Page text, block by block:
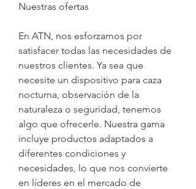
Nuestras ofertas
En ATN, nos esforzamos por
satisfacer todas las necesidades de
nuestros clientes. Ya sea que
necesite un dispositivo para caza
nocturna, observación de la
naturaleza o seguridad, tenemos
algo que ofrecerle. Nuestra gama
incluye productos adaptados a
diferentes condiciones y
necesidades, lo que nos convierte
en líderes en el mercado de